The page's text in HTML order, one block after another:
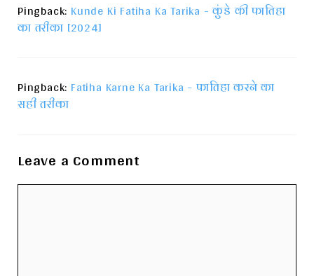
Pingback: Kunde Ki Fatiha Ka Tarika - कुंडे की फातिहा
का तरीका [2024]
Pingback: Fatiha Karne Ka Tarika - फातिहा करने का
सही तरीका
Leave a Comment
Comment